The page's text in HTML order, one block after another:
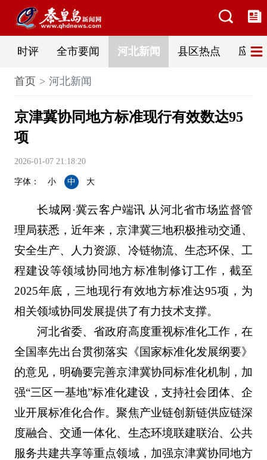
时评 全市要闻 河北新闻 县区热点 应急
首页 河北新闻
京津冀协同地方标准现行有效数达95
项
2026-01-07 21:18:20
字体： 小 中 大
长城网·冀云客户端讯 从河北省市场监督管
理局获悉，近年来，京津冀三地积极推动交通、
安全生产、人力资源、冷链物流、生态环保、工
程建设等领域协同地方标准制修订工作，截至
2025年底，三地现行有效地方标准达95项，为
相关领域协同发展提供了有力技术支撑。
河北省委、省政府高度重视标准化工作，在
全国率先出台贯彻落实《国家标准化发展纲要》
的意见，明确要完善京津冀协同标准化机制，加
强“三区一基地”标准化建设，支持社会团体、企
业开展标准化合作。聚焦产业链创新链供应链深
度融合、交通一体化、生态环境联建联治、公共
服务共建共享等重点领域，加强京津冀协同地方